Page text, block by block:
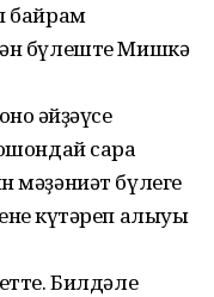
байрам
бүлеште Мишкә
әйҙәүсе
сара
мәҙәниәт бүлеге
күтәреп алыуы
Билдәле